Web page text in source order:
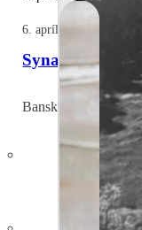
6. apríla 2025
Synagóga v
Banskobystrická